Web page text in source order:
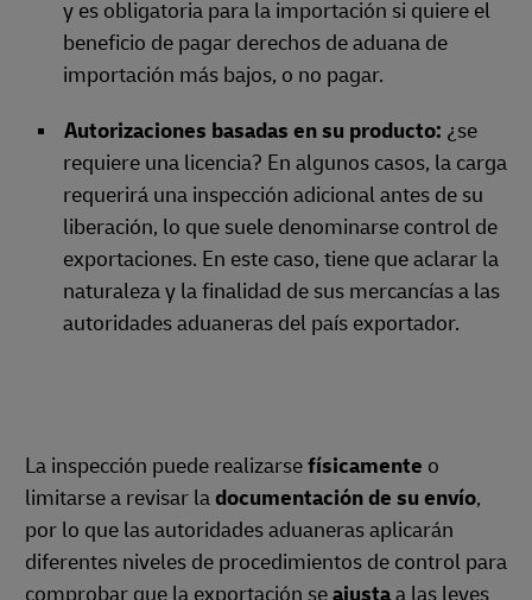
y es obligatoria para la importación si quiere el
beneficio de pagar derechos de aduana de
importación más bajos, o no pagar.
Autorizaciones basadas en su producto: ¿se
requiere una licencia? En algunos casos, la carga
requerirá una inspección adicional antes de su
liberación, lo que suele denominarse control de
exportaciones. En este caso, tiene que aclarar la
naturaleza y la finalidad de sus mercancías a las
autoridades aduaneras del país exportador.
La inspección puede realizarsefísicamente o
limitarse a revisar ladocumentación de su envío,
por lo que las autoridades aduaneras aplicarán
diferentes niveles de procedimientos de control para
comprobar que la exportación seajustaa las leyes